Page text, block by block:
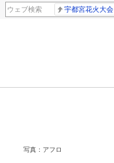
宇都宮花火大会
写真：アフロ